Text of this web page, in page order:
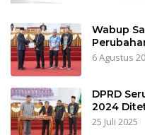
Wabup
6 Agustus
DPRD
2024
25 Juli 2025